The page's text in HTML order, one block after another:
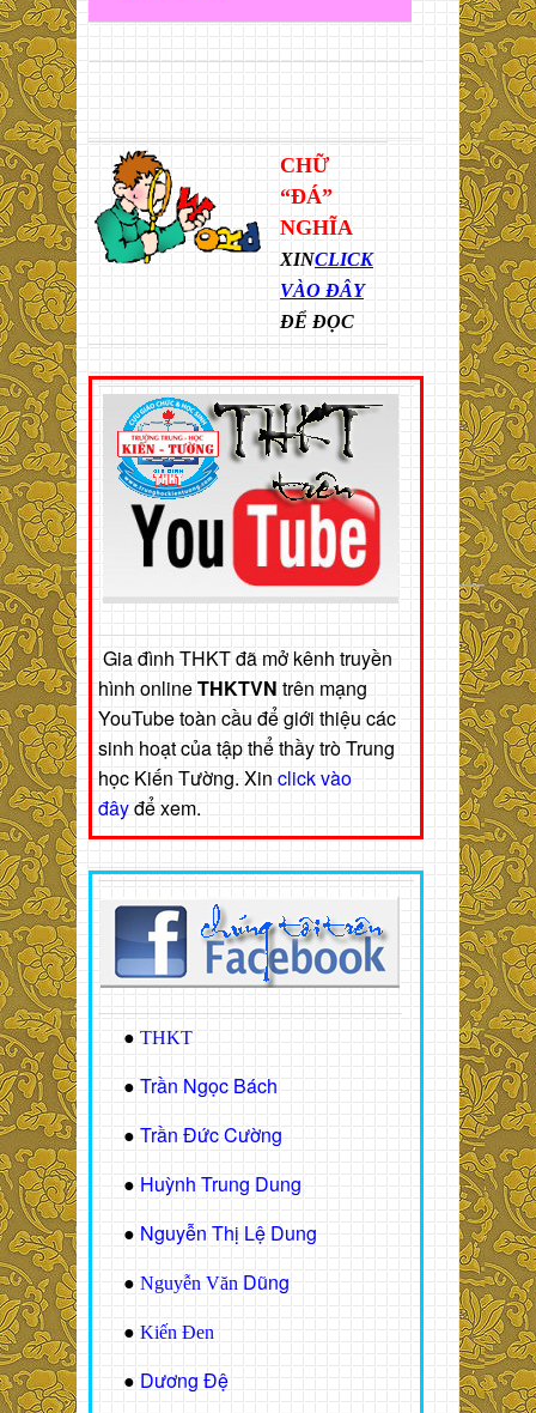
CHỮ
“ĐÁ”
NGHĨA
XINCLICK
VÀO ĐÂY
ĐỂ ĐỌC
Gia đình THKT đã mở kênh truyền
hình onlineTHKTVN trên mạng
YouTube toàn cầu để giới thiệu các
sinh hoạt của tập thể thầy trò Trung
học Kiến Tường. Xin click vào
đâyđể xem.
● THKT
● Trần Ngọc Bách
● Trần Đức Cường
● Huỳnh Trung Dung
● Nguyễn Thị Lệ Dung
● Nguyễn Văn Dũng
● Kiến Đen
● Dương Đệ